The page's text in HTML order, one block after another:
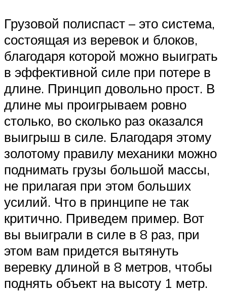
Грузовой полиспаст – это система,
состоящая из веревок и блоков,
благодаря которой можно выиграть
в эффективной силе при потере в
длине. Принцип довольно прост. В
длине мы проигрываем ровно
столько, во сколько раз оказался
выигрыш в силе. Благодаря этому
золотому правилу механики можно
поднимать грузы большой массы,
не прилагая при этом больших
усилий. Что в принципе не так
критично. Приведем пример. Вот
вы выиграли в силе в 8 раз, при
этом вам придется вытянуть
веревку длиной в 8 метров, чтобы
поднять объект на высоту 1 метр.